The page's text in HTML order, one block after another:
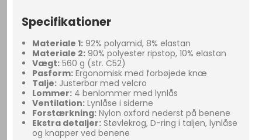
Specifikationer
Materiale 1:92% polyamid, 8% elastan
Materiale 2:90% polyester ripstop, 10% elastan
Vægt:560 g (str. C52)
Pasform:Ergonomisk med forbøjede knæ
Talje:Justerbar med velcro
Lommer:4 benlommer med lynlås
Ventilation:Lynlåse i siderne
Forstærkning:Nylon oxford nederst på benene
Ekstra detaljer:Støvlekrog, D-ring i taljen, lynlåse
og knapper ved benene